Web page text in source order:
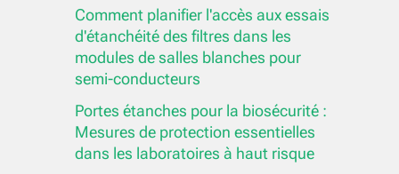
Comment planifier l'accès aux essais
d'étanchéité des filtres dans les
modules de salles blanches pour
semi-conducteurs
Portes étanches pour la biosécurité :
Mesures de protection essentielles
dans les laboratoires à haut risque